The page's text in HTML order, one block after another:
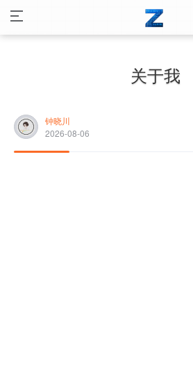
关于我
钟晓川
2026-08-06